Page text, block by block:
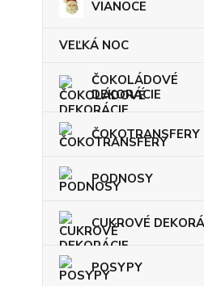
VIANOCE
VEĽKÁ NOC
ČOKOLÁDOVÉ
DEKORÁCIE
ČOKOTRANSFERY
PODNOSY
CUKROVÉ
POSYPY